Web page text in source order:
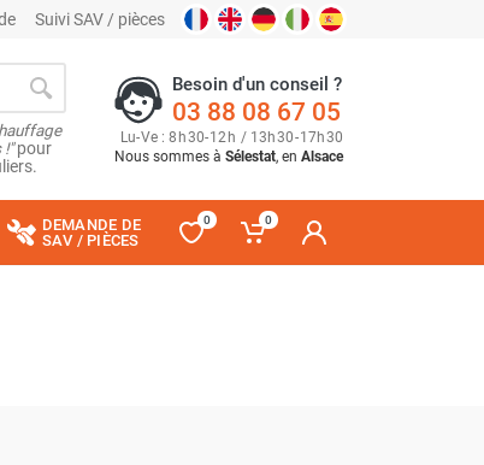
Suivi SAV / pièces
pour
Besoin d'un conseil ?
03 88 08 67 05
Lu-Ve : 8h30-12h / 13h30-17h30
Nous sommes à Sélestat, en Alsace
DEMANDE DE
SAV / PIÈCES
0 0